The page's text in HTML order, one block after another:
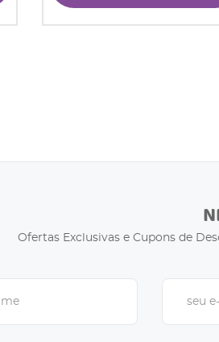
Ofertas Exclusivas e Cupons de